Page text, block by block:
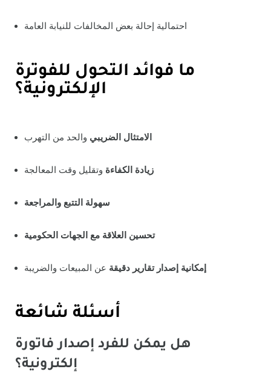
احتمالية إحالة بعض المخالفات للنيابة العامة
ما فوائد التحول للفوترة
الإلكترونية؟
الامتثال الضريبي والحد من التهرب
زيادة الكفاءة وتقليل وقت المعالجة
سهولة التتبع والمراجعة
تحسين العلاقة مع الجهات الحكومية
إمكانية إصدار تقارير دقيقة عن المبيعات والضريبة
أسئلة شائعة
هل يمكن للفرد إصدار فاتورة
إلكترونية؟